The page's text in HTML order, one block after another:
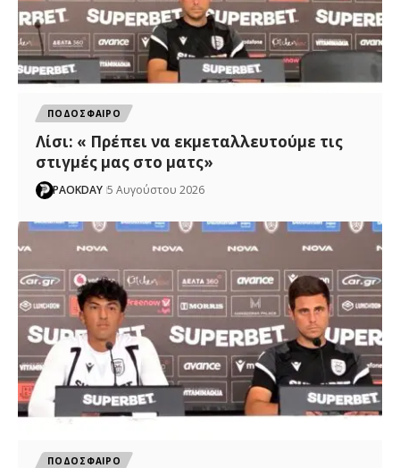
ΠΟΔΟΣΦΑΙΡΟ
Λίσι: « Πρέπει να εκμεταλλευτούμε τις
στιγμές μας στο ματς»
PAOKDAY 5 Αυγούστου 2026
ΠΟΔΟΣΦΑΙΡΟ